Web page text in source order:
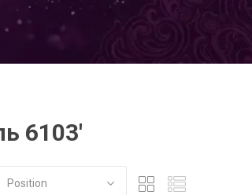
6103'